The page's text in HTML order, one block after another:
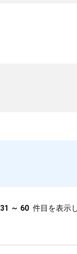
31 ～ 60 件目を表示